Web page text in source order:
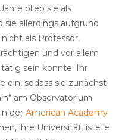
blieb sie als
sie allerdings aufgrund
als Professor,
und vor allem
sein konnte. Ihr
ein, sodass sie zunächst
am Observatorium
der American Academy
ihre Universität listete